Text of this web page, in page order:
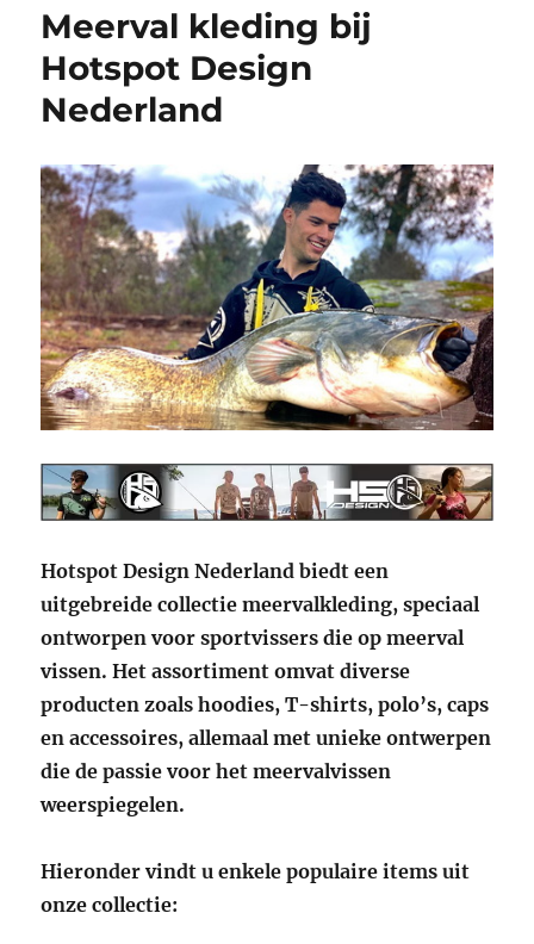
Meerval kleding bij
Hotspot Design
Nederland
Hotspot Design Nederland biedt een
uitgebreide collectie meervalkleding, speciaal
ontworpen voor sportvissers die op meerval
vissen. Het assortiment omvat diverse
producten zoals hoodies, T-shirts, polo’s, caps
en accessoires, allemaal met unieke ontwerpen
die de passie voor het meervalvissen
weerspiegelen.
Hieronder vindt u enkele populaire items uit
onze collectie: